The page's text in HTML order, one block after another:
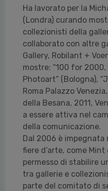
Ha lavorato per la
(Londra) curando
collezionisti della
collaborato con altre
Gallery, Robilant +
mostre: “100 for
Photoart” (Bologna),
Roma Palazzo
della Besana, 2011,
a essere attiva nel
della comunicazione.
Dal 2006 è impegnata
fiere d’arte, come Mint
permesso di stabilire
tra gallerie e
parte del comitato di